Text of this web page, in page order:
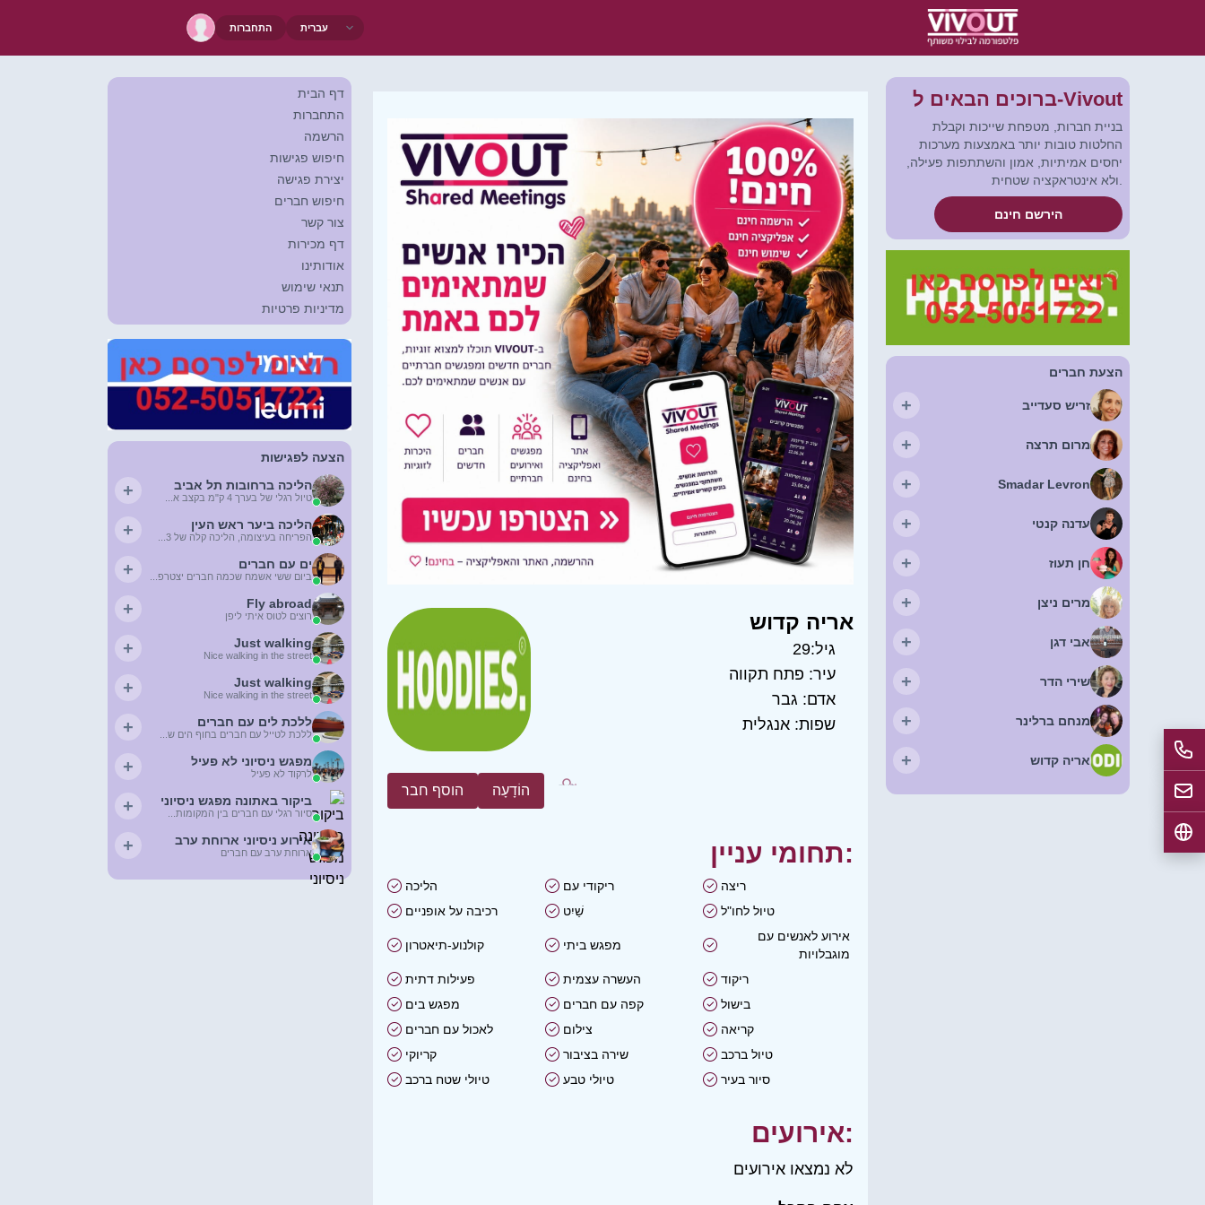
התחברות
דף הבית
התחברות
הרשמה
חיפוש פגישות
יצירת פגישה
חיפוש חברים
צור קשר
דף מכירות
אודותינו
תנאי שימוש
מדיניות פרטיות
הצעה לפגישות
הליכה ברחובות תל אביב
טיול רגלי של בערך 4 ק"מ בקצב א... +
הליכה ביער ראש העין
הפריחה בעיצומה, הליכה קלה של 3... +
ים עם חברים
ביום ששי אשמח שכמה חברים יצטרפ... +
Fly abroad
רוצים לטוס איתי ליפן +
Just walking
Nice walking in the street
+
Just walking
Nice walking in the street
+
ללכת לים עם חברים
ללכת לטייל עם חברים בחוף הים ש... +
מפגש ניסיוני לא פעיל
לרקוד לא פעיל +
ביקור באתונה מפגש ניסיוני
סיור רגלי עם חברים בין המקומות... +
אירוע ניסיוני ארוחת ערב
ארוחת ערב עם חברים +
אריה קדוש
גיל:29
עיר: פתח תקווה
אדם: גבר
שפות: אנגלית
הוסף חבר הוֹדָעָה
תחומי עניין:
הליכה ריקודי עם
ריצה
רכיבה על אופניים
שַׁיִט טיול לחו"ל
קולנוע-תיאטרון מפגש ביתי
אירוע לאנשים עם
מוגבלויות
פעילות דתית
העשרה עצמית
ריקוד
מפגש בים
קפה עם חברים
בישול
לאכול עם חברים
צילום
קריאה
קריוקי
שירה בציבור
טיול ברכב
טיולי שטח ברכב
טיולי טבע סיור בעיר
אירועים:
לא נמצאו אירועים
ברוכים הבאים ל-Vivout
בניית חברות, מטפחת שייכות וקבלת
החלטות טובות יותר באמצעות מערכות
יחסים אמיתיות, אמון והשתתפות פעילה,
הירשם חינם
הצעת חברים
זריש סעדייב +
מרום תרצה +
Smadar Levron
+
עדנה קנטי +
חן תעוז +
מרים ניצן +
אבי דגן +
שירי הדר +
מנחם ברלינר +
אריה קדוש +